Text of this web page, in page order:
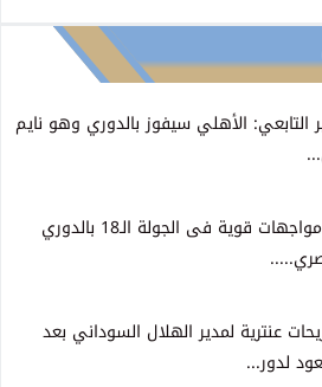
التابعي: الأهلي سيفوز بالدوري وهو نايم
10 مواجهات قوية فى الجولة الـ18 بالدوري
عنترية لمدير الهلال السوداني بعد
لدور...